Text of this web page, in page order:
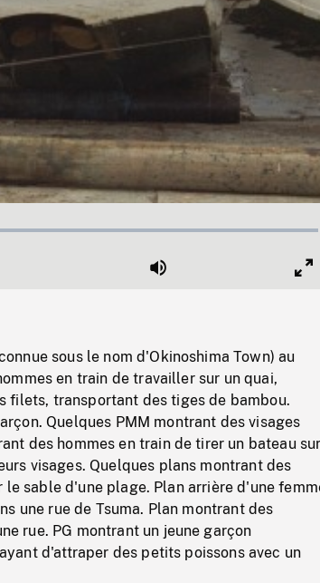
Mute
sous le nom d'Okinoshima Town) au
en train de travailler sur un quai,
filets, transportant des tiges de bambou.
Quelques PMM montrant des visages
des hommes en train de tirer un bateau sur
visages. Quelques plans montrant des
le sable d'une plage. Plan arrière d'une
une rue de Tsuma. Plan montrant des
rue. PG montrant un jeune garçon
d'attraper des petits poissons avec un